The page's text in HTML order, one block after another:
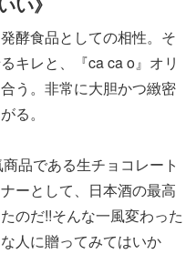
酵食品としての相性。そ
キレと、『ca ca o』オリ
う。非常に大胆かつ緻密
る。
品である生チョコレート
ーとして、日本酒の最高
のだ!!そんな一風変わった
人に贈ってみてはいか